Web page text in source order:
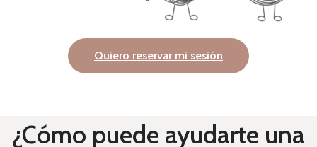
Quiero reservar mi sesión
¿Cómo puede ayudarte una